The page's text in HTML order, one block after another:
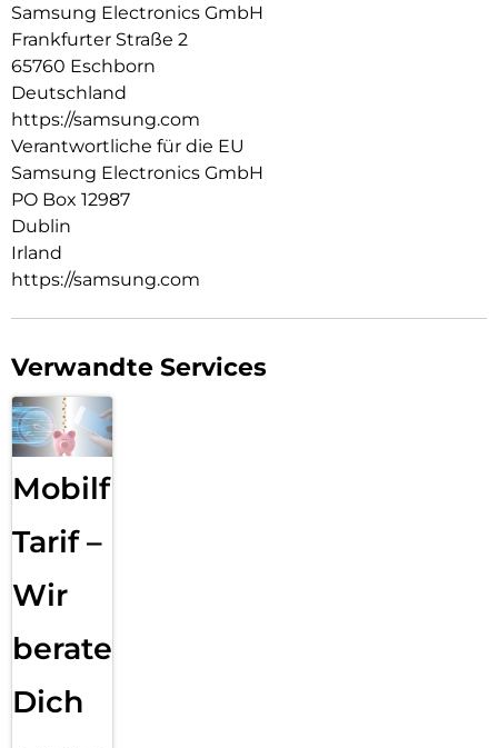
Samsung Electronics GmbH
Frankfurter Straße 2
65760 Eschborn
Deutschland
https://samsung.com
Verantwortliche für die EU
Samsung Electronics GmbH
PO Box 12987
Dublin
Irland
https://samsung.com
Verwandte Services
Mobilfunk
Tarif –
Wir
beraten
Dich